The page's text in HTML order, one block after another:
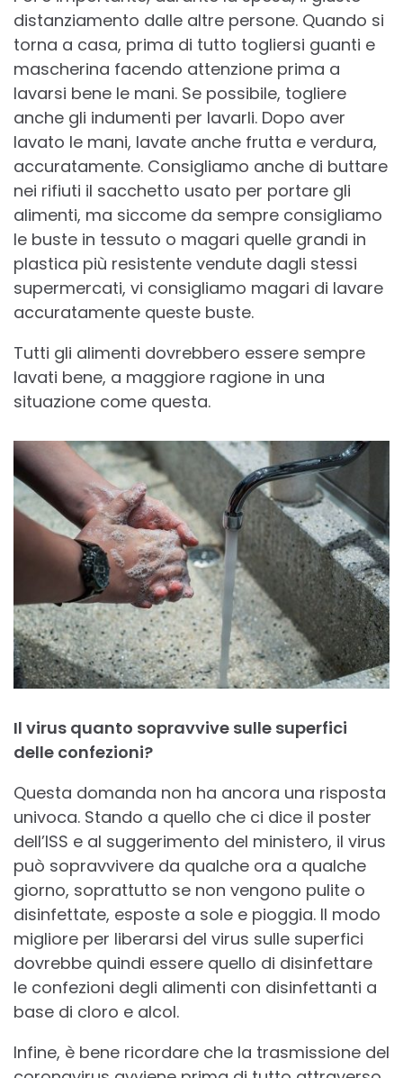
distanziamento dalle altre persone. Quando si
torna a casa, prima di tutto togliersi guanti e
mascherina facendo attenzione prima a
lavarsi bene le mani. Se possibile, togliere
anche gli indumenti per lavarli. Dopo aver
lavato le mani, lavate anche frutta e verdura,
accuratamente. Consigliamo anche di buttare
nei rifiuti il sacchetto usato per portare gli
alimenti, ma siccome da sempre consigliamo
le buste in tessuto o magari quelle grandi in
plastica più resistente vendute dagli stessi
supermercati, vi consigliamo magari di lavare
accuratamente queste buste.
Tutti gli alimenti dovrebbero essere sempre
lavati bene, a maggiore ragione in una
situazione come questa.
Il virus quanto sopravvive sulle superfici
delle confezioni?
Questa domanda non ha ancora una risposta
univoca. Stando a quello che ci dice il poster
dell’ISS e al suggerimento del ministero, il virus
può sopravvivere da qualche ora a qualche
giorno, soprattutto se non vengono pulite o
disinfettate, esposte a sole e pioggia. Il modo
migliore per liberarsi del virus sulle superfici
dovrebbe quindi essere quello di disinfettare
le confezioni degli alimenti con disinfettanti a
base di cloro e alcol.
Infine, è bene ricordare che la trasmissione del